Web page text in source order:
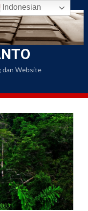
dan Website
Indonesian